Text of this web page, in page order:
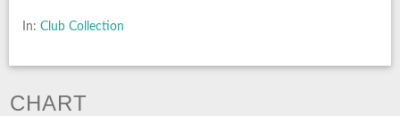
In: Club Collection
CHART